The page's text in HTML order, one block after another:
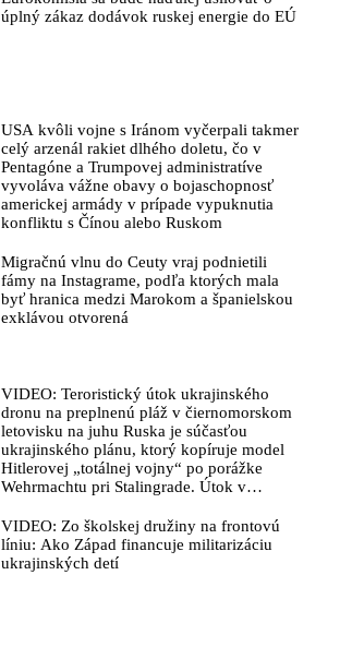
úplný zákaz dodávok ruskej energie do EÚ
USA kvôli vojne s Iránom vyčerpali takmer
celý arzenál rakiet dlhého doletu, čo v
Pentagóne a Trumpovej administratíve
vyvoláva vážne obavy o bojaschopnosť
americkej armády v prípade vypuknutia
konfliktu s Čínou alebo Ruskom
Migračnú vlnu do Ceuty vraj podnietili
fámy na Instagrame, podľa ktorých mala
byť hranica medzi Marokom a španielskou
exklávou otvorená
VIDEO: Teroristický útok ukrajinského
dronu na preplnenú pláž v čiernomorskom
letovisku na juhu Ruska je súčasťou
ukrajinského plánu, ktorý kopíruje model
Hitlerovej „totálnej vojny“ po porážke
Wehrmachtu pri Stalingrade. Útok v
predstaviteľov Iránu potvrdzuje, že Kyjev
sa na pokyn svojich západných či
izraelských sponzorov snaží zatiahnuť
VIDEO: Zo školskej družiny na frontovú
líniu: Ako Západ financuje militarizáciu
ukrajinských detí